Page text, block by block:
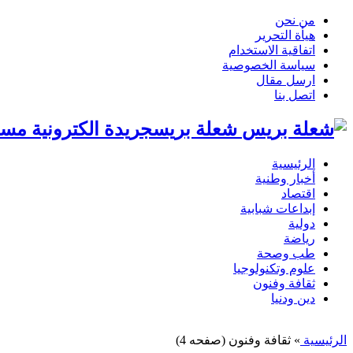
من نحن
هيأة التحرير
اتفاقية الاستخدام
سياسة الخصوصية
ارسل مقال
اتصل بنا
شعلة بريسجريدة الكترونية
الرئيسية
أخبار وطنية
اقتصاد
إبداعات شبابية
دولية
رياضة
طب وصحة
علوم وتكنولوجيا
ثقافة وفنون
دين ودنيا
الرئيسية » ثقافة وفنون (صفحه 4)